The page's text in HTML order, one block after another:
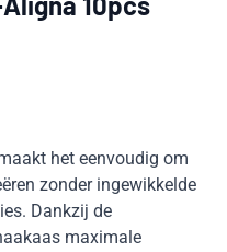
het eenvoudig om
zonder ingewikkelde
Dankzij de
maximale